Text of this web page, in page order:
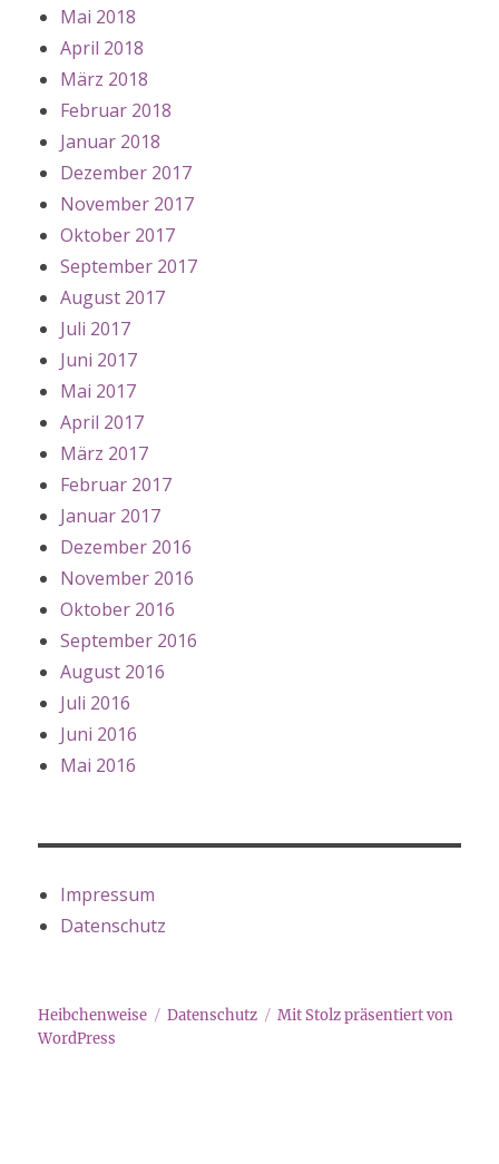
Mai 2018
April 2018
März 2018
Februar 2018
Januar 2018
Dezember 2017
November 2017
Oktober 2017
September 2017
August 2017
Juli 2017
Juni 2017
Mai 2017
April 2017
März 2017
Februar 2017
Januar 2017
Dezember 2016
November 2016
Oktober 2016
September 2016
August 2016
Juli 2016
Juni 2016
Mai 2016
Impressum
Datenschutz
Heibchenweise Datenschutz
Mit Stolz präsentiert von
WordPress